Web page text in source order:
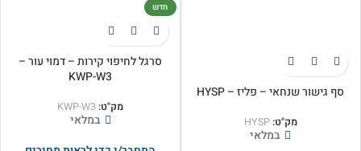
סף גישור שנחאי – פליז – HYSP
מק"ט:HYSP
במלאי
חדש
סרגל לחיפוי קירות – דמוי עור –
KWP-W3
מק"ט: KWP-W3
במלאי